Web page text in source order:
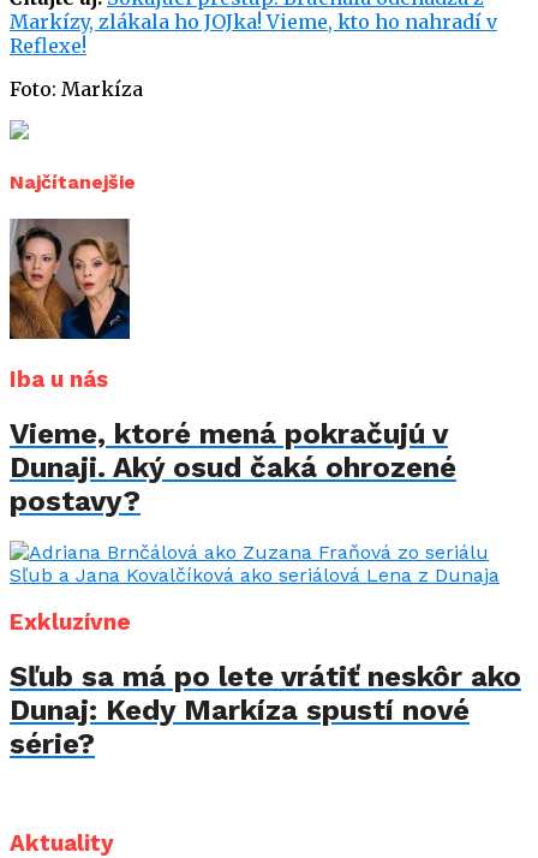
Markízy, zlákala ho JOJka! Vieme, kto ho nahradí v
Reflexe!
Foto: Markíza
Najčítanejšie
Iba u nás
Vieme, ktoré mená pokračujú v
Dunaji. Aký osud čaká ohrozené
postavy?
Exkluzívne
Sľub sa má po lete vrátiť neskôr ako
Dunaj: Kedy Markíza spustí nové
série?
Aktuality